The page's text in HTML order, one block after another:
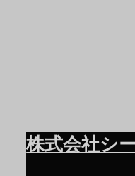
株式会社シ